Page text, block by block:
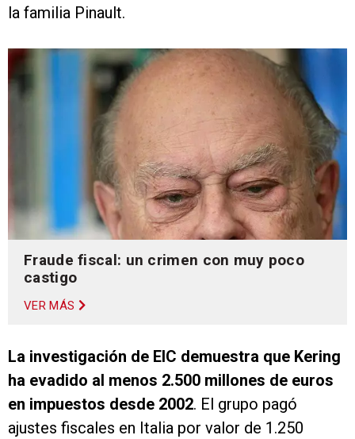
la familia Pinault.
Fraude fiscal: un crimen con muy poco
castigo
VER MÁS
La investigación de EIC demuestra que Kering
ha evadido al menos 2.500 millones de euros
en impuestos desde 2002. El grupo pagó
ajustes fiscales en Italia por valor de 1.250